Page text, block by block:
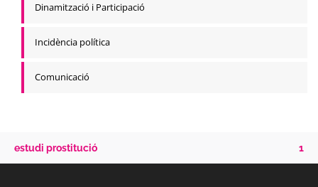
Dinamització i Participació
Incidència política
Comunicació
estudi prostitució 1